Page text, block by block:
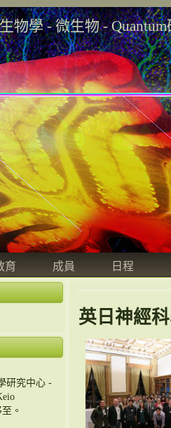
物學 - 微生物 -
育 成員 日程
研究中心 -
。
英日神經